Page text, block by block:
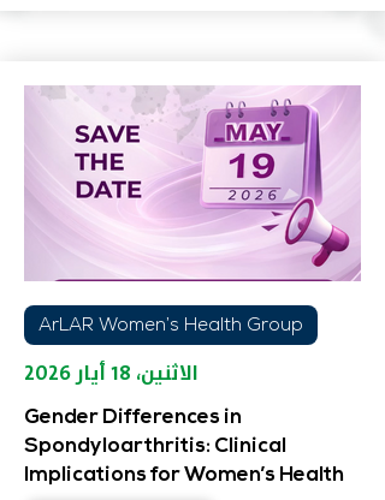
ArLAR Women’s Health Group
الاثنين، ١٨ أيار ٢٠٢٦
Gender Differences in
Spondyloarthritis: Clinical
Implications for Women’s Health